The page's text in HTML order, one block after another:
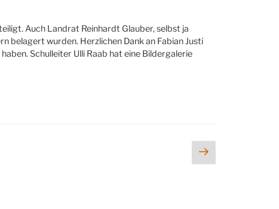
Auch Landrat Reinhardt Glauber, selbst ja
belagert wurden. Herzlichen Dank an Fabian Justi
Schulleiter Ulli Raab hat eine Bildergalerie
Nächste
Seite